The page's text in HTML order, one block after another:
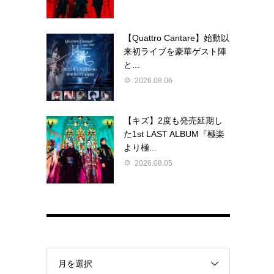
【Quattro Cantare】始動以
来初ライブを豪華ゲスト陣
と...
2026.08.06
【キズ】2度も発売延期し
た1st LAST ALBUM『極楽
より極...
2026.08.05
月を選択